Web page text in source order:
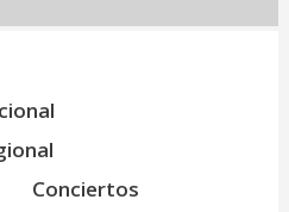
Conciertos